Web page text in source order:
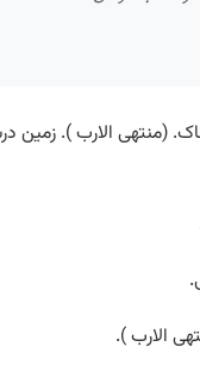
(منتهی الارب ). زمین
الارب ).